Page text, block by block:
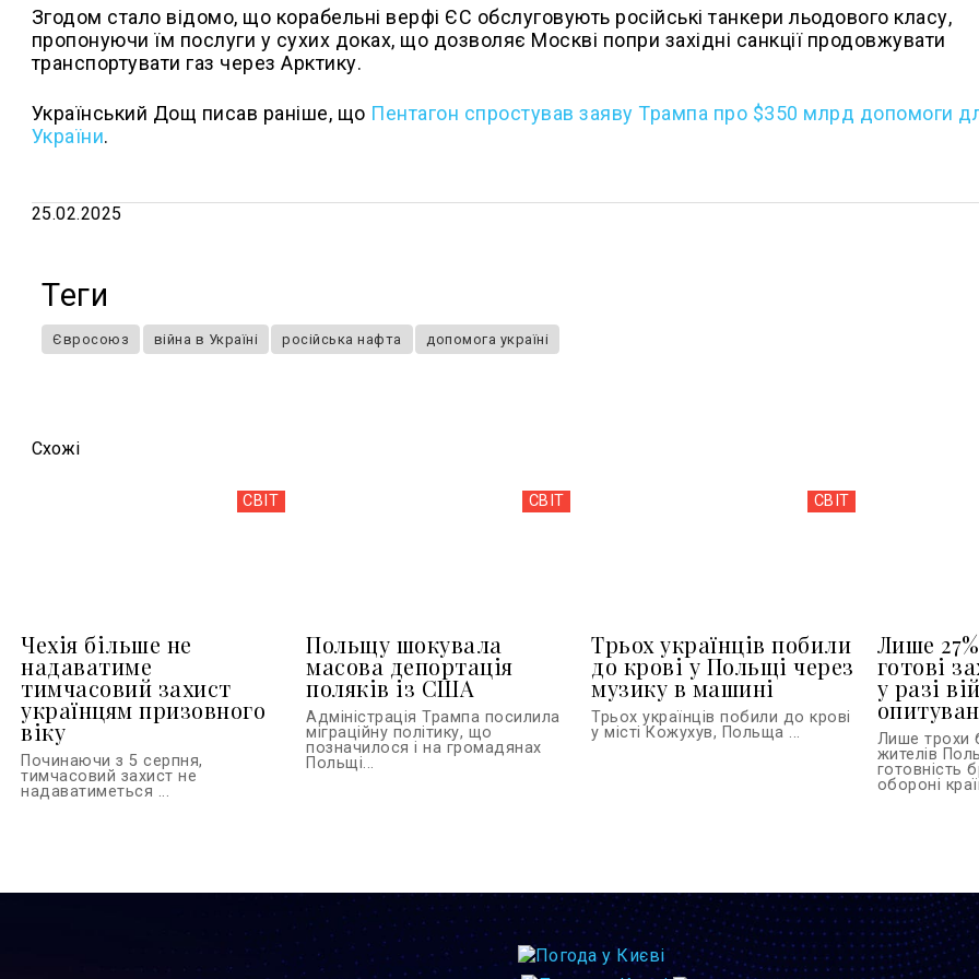
Згодом стало відомо, що корабельні верфі ЄС обслуговують російські танкери льодового класу,
пропонуючи їм послуги у сухих доках, що дозволяє Москві попри західні санкції продовжувати
транспортувати газ через Арктику.
Український Дощ писав раніше, що Пентагон спростував заяву Трампа про $350 млрд допомоги
України.
25.02.2025
Теги
Євросоюз війна в Україні російська нафта допомога україні
Схожi
СВІТ
Чехія більше не
надаватиме
тимчасовий захист
українцям призовного
віку
Починаючи з 5 серпня,
тимчасовий захист не
надаватиметься ...
СВІТ
Польщу шокувала
масова депортація
поляків із США
Адміністрація Трампа посилила
міграційну політику, що
позначилося і на громадянах
Польщі...
СВІТ
Трьох українців побили
до крові у Польщі через
музику в машині
Трьох українців побили до крові
у місті Кожухув, Польща ...
Лише
готові
у разі
Лише трохи
жителів
готовність
обороні